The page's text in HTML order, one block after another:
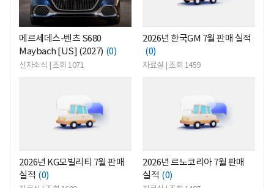
메르세데스-벤츠 S680
Maybach [US] (2027) (0)
신차소식 | 조회 1071
2026년 한국GM 7월 판매 실적
(0)
자료실 | 조회 1459
2026년 KG모빌리티 7월 판매
실적 (0)
2026년 르노코리아 7월 판매
실적 (0)